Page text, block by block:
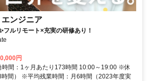
エンジニア
フルリモート×充実の研修あり！
円
時間：1ヶ月あたり173時間 10:00～19:00 ※休
間） ※平均残業時間：月6時間（2023年度実